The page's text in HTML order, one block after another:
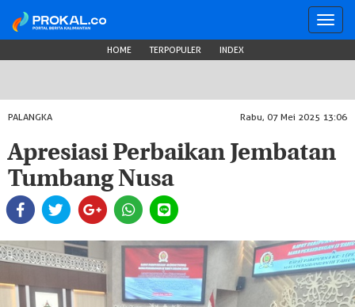
HOME TERPOPULER INDEX
PALANGKA Rabu, 07 Mei 2025 13:06
Apresiasi Perbaikan Jembatan
Tumbang Nusa